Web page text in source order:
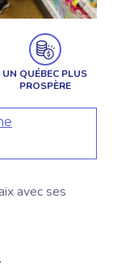
UN QUÉBEC PLUS
PROSPÈRE
avec ses